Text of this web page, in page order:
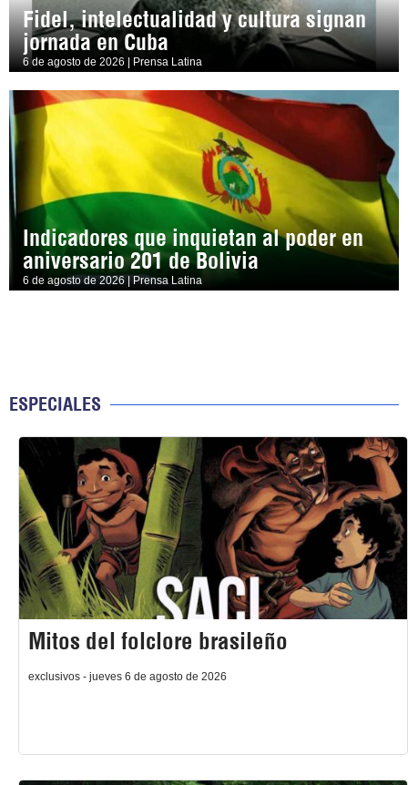
Fidel, intelectualidad y cultura signan
jornada en Cuba
6 de agosto de 2026 | Prensa Latina
Indicadores que inquietan al poder en
aniversario 201 de Bolivia
6 de agosto de 2026 | Prensa Latina
ESPECIALES
Mitos del folclore brasileño
exclusivos - jueves 6 de agosto de 2026